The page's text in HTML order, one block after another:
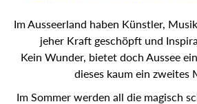
Im Ausseerland haben Künstler,
jeher Kraft geschöpft und
Kein Wunder, bietet doch Aussee
dieses kaum ein zweites
Im Sommer werden all die magisch